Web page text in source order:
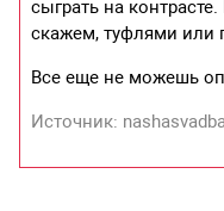
сыграть на
скажем, туфлями или
Все еще не можешь
Источник: